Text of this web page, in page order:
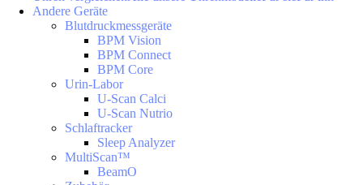
Andere Geräte
Blutdruckmessgeräte
BPM Vision
BPM Connect
BPM Core
Urin-Labor
U-Scan Calci
U-Scan Nutrio
Schlaftracker
Sleep Analyzer
MultiScan™
BeamO